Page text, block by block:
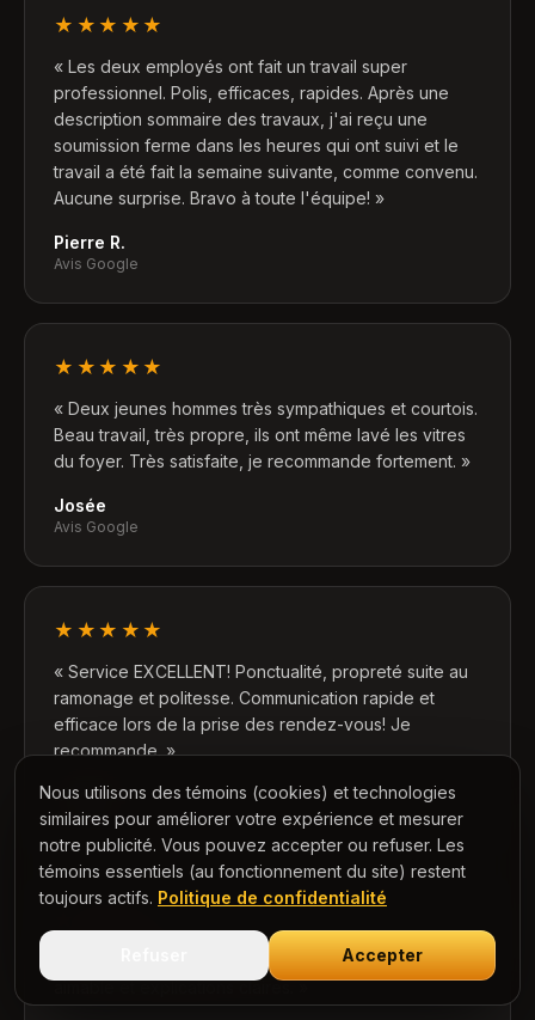
★★★★★
« Les deux employés ont fait un travail super
professionnel. Polis, efficaces, rapides. Après une
description sommaire des travaux, j'ai reçu une
soumission ferme dans les heures qui ont suivi et le
travail a été fait la semaine suivante, comme convenu.
Aucune surprise. Bravo à toute l'équipe! »
Pierre R.
Avis Google
★★★★★
« Deux jeunes hommes très sympathiques et courtois.
Beau travail, très propre, ils ont même lavé les vitres
du foyer. Très satisfaite, je recommande fortement. »
Josée
Avis Google
★★★★★
« Service EXCELLENT! Ponctualité, propreté suite au
ramonage et politesse. Communication rapide et
efficace lors de la prise des rendez-vous! Je
recommande.»
Manon D.
Avis Google
Très efficaces, bon prix, compétents, service
aimable et explications claires.»
Nous utilisons des témoins (cookies) et technologies
similaires pour améliorer votre expérience et mesurer
notre publicité. Vous pouvez accepter ou refuser. Les
témoins essentiels (au fonctionnement du site) restent
toujours actifs. Politique de confidentialité
Accepter